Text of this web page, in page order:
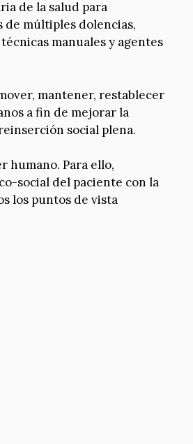
de la salud para
múltiples dolencias,
manuales y agentes
mantener, restablecer
a fin de mejorar la
social plena.
humano. Para ello,
social del paciente con la
los puntos de vista